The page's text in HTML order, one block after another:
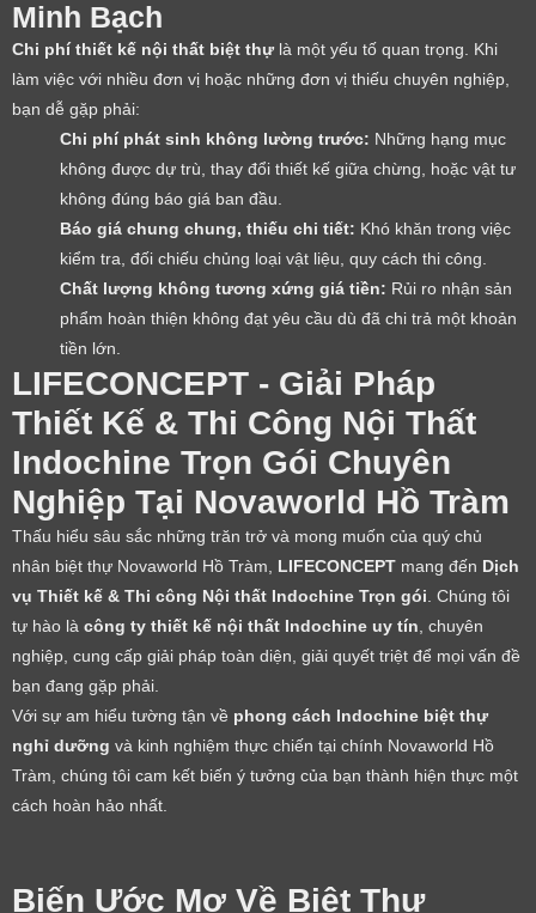
Minh Bạch
Chi phí thiết kế nội thất biệt thựlà một yếu tố quan trọng. Khi
làm việc với nhiều đơn vị hoặc những đơn vị thiếu chuyên nghiệp,
bạn dễ gặp phải:
Chi phí phát sinh không lường trước: Những hạng mục
không được dự trù, thay đổi thiết kế giữa chừng, hoặc vật tư
không đúng báo giá ban đầu.
Báo giá chung chung, thiếu chi tiết: Khó khăn trong việc
kiểm tra, đối chiếu chủng loại vật liệu, quy cách thi công.
Chất lượng không tương xứng giá tiền: Rủi ro nhận sản
phẩm hoàn thiện không đạt yêu cầu dù đã chi trả một khoản
tiền lớn.
LIFECONCEPT - Giải Pháp
Thiết Kế & Thi Công Nội Thất
Indochine Trọn Gói Chuyên
Nghiệp Tại Novaworld Hồ Tràm
Thấu hiểu sâu sắc những trăn trở và mong muốn của quý chủ
nhân biệt thự Novaworld Hồ Tràm, LIFECONCEPT mang đến Dịch
vụ Thiết kế & Thi công Nội thất Indochine Trọn gói . Chúng tôi
tự hào là công ty thiết kế nội thất Indochine uy tín , chuyên
nghiệp, cung cấp giải pháp toàn diện, giải quyết triệt để mọi vấn đề
bạn đang gặp phải.
Với sự am hiểu tường tận về phong cách Indochine biệt thự
nghỉ dưỡng và kinh nghiệm thực chiến tại chính Novaworld Hồ
Tràm, chúng tôi cam kết biến ý tưởng của bạn thành hiện thực một
cách hoàn hảo nhất.
Biến Ước Mơ Về Biệt Thự